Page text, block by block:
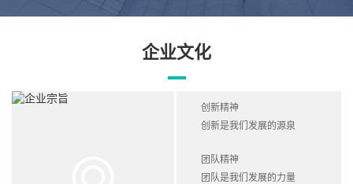
企业文化
创新精神
创新是我们发展的源泉
团队精神
团队是我们发展的力量